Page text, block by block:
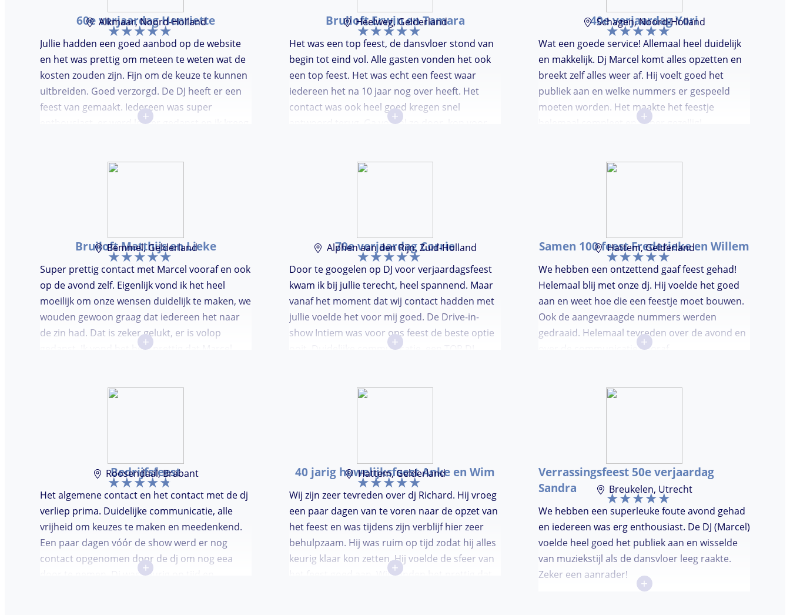
60e verjaardag Henriette
Alkmaar, Noord-Holland
Jullie hadden een goed aanbod op de website
en het was prettig om meteen te weten wat de
kosten zouden zijn. Fijn om de keuze te kunnen
uitbreiden. Goed verzorgd. De DJ heeft er een
feest van gemaakt. Iedereen was super
enthousiast, er werd lekker gedanst en ik kreeg
gasten genieten nog heerlijk na.
+
Bruiloft Erwin en Tamara
Heelweg, Gelderland
Het was een top feest, de dansvloer stond van
begin tot eind vol. Alle gasten vonden het ook
een top feest. Het was echt een feest waar
iedereen het na 10 jaar nog over heeft. Het
contact was ook heel goed kregen snel
antwoord terug. Ga vooral zo door, kon voor
+
40e verjaardag Yori
Schagen, Noord-Holland
Wat een goede service! Allemaal heel duidelijk
en makkelijk. Dj Marcel komt alles opzetten en
breekt zelf alles weer af. Hij voelt goed het
publiek aan en welke nummers er gespeeld
moeten worden. Het maakte het feestje
helemaal compleet en super gezellig!
+
Bruiloft Matthijs en Lieke
Bemmel, Gelderland
Super prettig contact met Marcel vooraf en ook
op de avond zelf. Eigenlijk vond ik het heel
moeilijk om onze wensen duidelijk te maken, we
wouden gewoon graag dat iedereen het naar
de zin had. Dat is zeker gelukt, er is volop
gedanst. Ik vond het heel prettig dat Marcel
+
70e verjaardag Corrie
Alphen aan den Rijn, Zuid-Holland
Door te googelen op DJ voor verjaardagsfeest
kwam ik bij jullie terecht, heel spannend. Maar
vanaf het moment dat wij contact hadden met
jullie voelde het voor mij goed. De Drive-in-
show Intiem was voor ons feest de beste optie
ooit. Duidelijke communicatie, een TOP DJ
gevonden had. Wij hebben een onvergetelijke
+
Samen 100 feest Frederieke en Willem
Hattem, Gelderland
We hebben een ontzettend gaaf feest gehad!
Helemaal blij met onze dj. Hij voelde het goed
aan en weet hoe die een feestje moet bouwen.
Ook de aangevraagde nummers werden
gedraaid. Helemaal tevreden over de avond en
over de communicatie vooraf.
+
Bedrijfsfeest
Roosendaal, Brabant
Het algemene contact en het contact met de dj
verliep prima. Duidelijke communicatie, alle
vrijheid om keuzes te maken en meedenkend.
Een paar dagen vóór de show werd er nog
contact opgenomen door de dj om nog eea
door te nemen. Dj was keurig op tijd en
+
40 jarig huwelijksfeest Anke en Wim
Hattem, Gelderland
Wij zijn zeer tevreden over dj Richard. Hij vroeg
een paar dagen van te voren naar de opzet van
het feest en was tijdens zijn verblijf hier zeer
behulpzaam. Hij was ruim op tijd zodat hij alles
keurig klaar kon zetten. Hij voelde de sfeer van
het feest goed aan. Wij vonden het prettig dat
+
Verrassingsfeest 50e verjaardag
Sandra
Breukelen, Utrecht
We hebben een superleuke foute avond gehad
en iedereen was erg enthousiast. De DJ (Marcel)
voelde heel goed het publiek aan en wisselde
van muziekstijl als de dansvloer leeg raakte.
Zeker een aanrader!
+